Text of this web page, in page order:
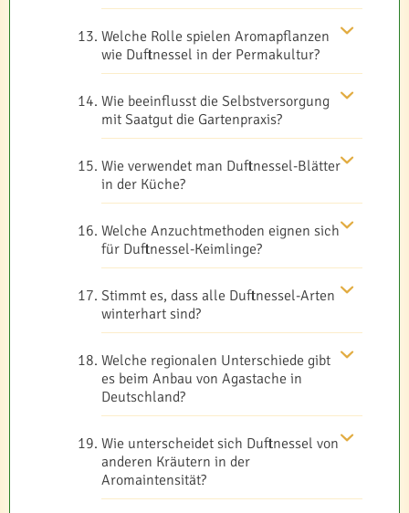
Welche Rolle spielen Aromapflanzen
wie Duftnessel in der Permakultur?
Wie beeinflusst die Selbstversorgung
mit Saatgut die Gartenpraxis?
Wie verwendet man Duftnessel-Blätter
in der Küche?
Welche Anzuchtmethoden eignen sich
für Duftnessel-Keimlinge?
Stimmt es, dass alle Duftnessel-Arten
winterhart sind?
Welche regionalen Unterschiede gibt
es beim Anbau von Agastache in
Deutschland?
Wie unterscheidet sich Duftnessel von
anderen Kräutern in der
Aromaintensität?